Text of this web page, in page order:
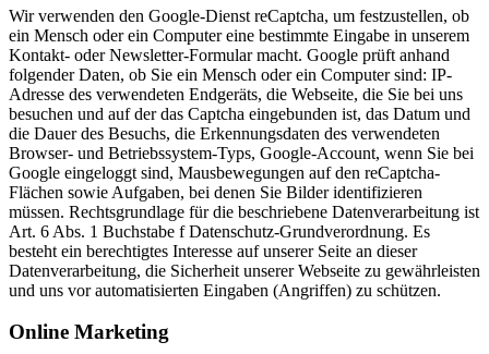
Wir verwenden den Google-Dienst reCaptcha, um festzustellen, ob
ein Mensch oder ein Computer eine bestimmte Eingabe in unserem
Kontakt- oder Newsletter-Formular macht. Google prüft anhand
folgender Daten, ob Sie ein Mensch oder ein Computer sind: IP-
Adresse des verwendeten Endgeräts, die Webseite, die Sie bei uns
besuchen und auf der das Captcha eingebunden ist, das Datum und
die Dauer des Besuchs, die Erkennungsdaten des verwendeten
Browser- und Betriebssystem-Typs, Google-Account, wenn Sie bei
Google eingeloggt sind, Mausbewegungen auf den reCaptcha-
Flächen sowie Aufgaben, bei denen Sie Bilder identifizieren
müssen. Rechtsgrundlage für die beschriebene Datenverarbeitung ist
Art. 6 Abs. 1 Buchstabe f Datenschutz-Grundverordnung. Es
besteht ein berechtigtes Interesse auf unserer Seite an dieser
Datenverarbeitung, die Sicherheit unserer Webseite zu gewährleisten
und uns vor automatisierten Eingaben (Angriffen) zu schützen.
Online Marketing